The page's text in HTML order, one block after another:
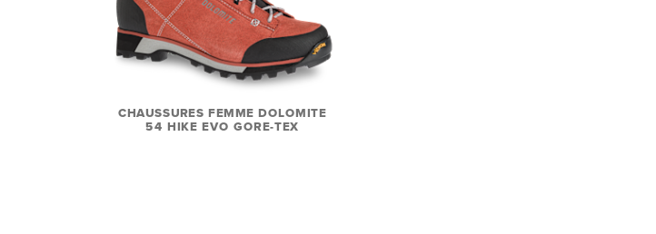
CHAUSSURES FEMME DOLOMITE
54 HIKE EVO GORE-TEX